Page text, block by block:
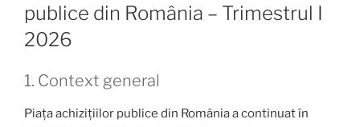
publice din România – Trimestrul I
2026
1. Context general
Piața achizițiilor publice din România a continuat în